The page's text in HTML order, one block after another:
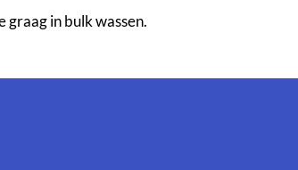
graag in bulk wassen.